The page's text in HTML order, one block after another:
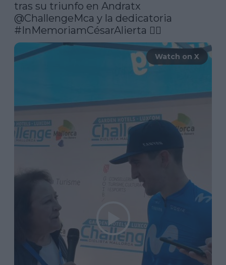
@ChallengeMca
#InMemoriamCésarAlierta 👇🏼
Watch on X